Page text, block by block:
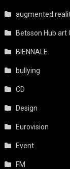
augmented
Betsson Hub art
BIENNALE
bullying
CD
Design
Eurovision
Event
FM